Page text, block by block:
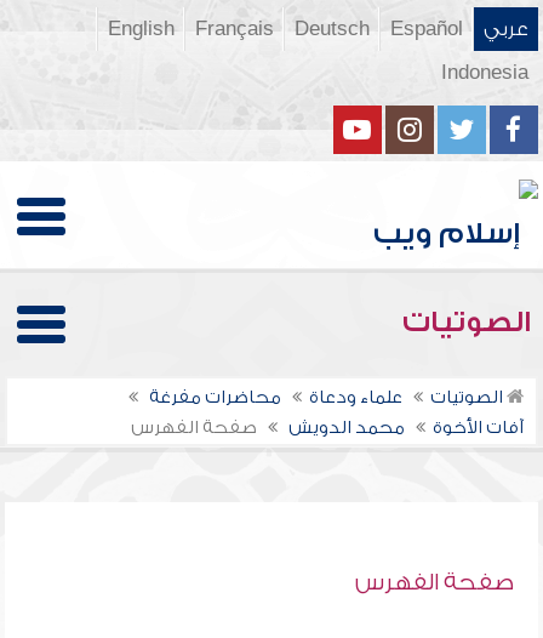
عربي Español
Deutsch
Français
English
Indonesia
الصوتيات
الصوتيات علماء ودعاة
محاضرات مفرغة
آفات الأخوة
محمد الدويش صفحة الفهرس
صفحة الفهرس